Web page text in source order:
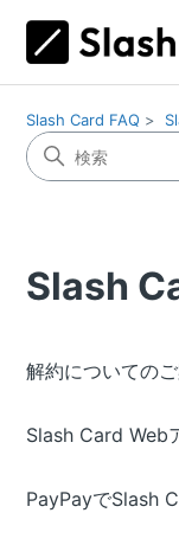
Slash Card FAQ
Slash
解約についての
Slash Card Web
PayPayでSlash